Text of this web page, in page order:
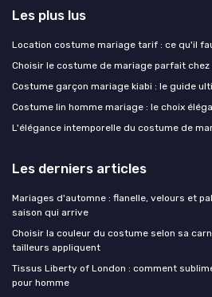
Les plus lus
Location costume mariage tarif : ce qu'il
Choisir le costume de mariage parfait chez
Costume garçon mariage kiabi : le guide
Costume lin homme mariage : le choix
L'élégance intemporelle du costume de
Les derniers articles
Mariages d'automne : flanelle, velours et
saison qui arrive
Choisir la couleur du costume selon sa
tailleurs appliquent
Tissus Liberty of London : comment
pour homme